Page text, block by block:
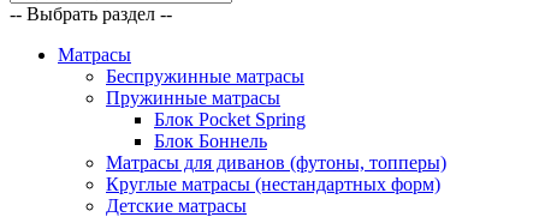
-- Выбрать раздел --
Матрасы
Беспружинные матрасы
Пружинные матрасы
Блок Pocket Spring
Блок Боннель
Матрасы для диванов (футоны, топперы)
Круглые матрасы (нестандартных форм)
Детские матрасы